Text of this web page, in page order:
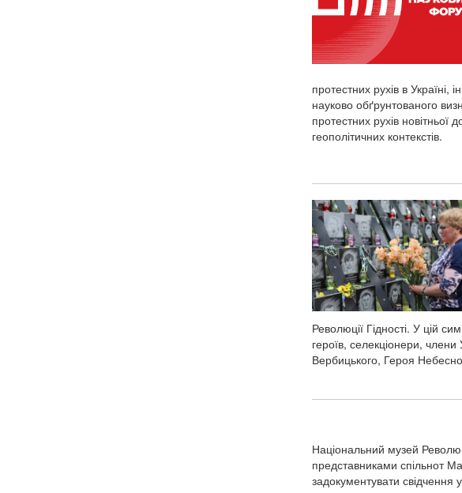
протестних рухів в Україні,
науково обґрунтованого
протестних рухів
геополітичних контекстів.
Революції Гідності. У цій
героїв, селекціонери, члени
Вербицького, Героя
Національний музей
представниками спільнот
задокументувати свідчення